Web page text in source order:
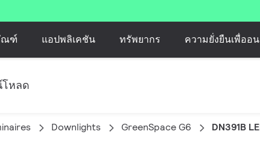
ณฑ์ แอปพลิเคชัน ทรัพยากร ความยั่งยืนเพื่ออ
หลด
Downlights GreenSpace G6 DN391B